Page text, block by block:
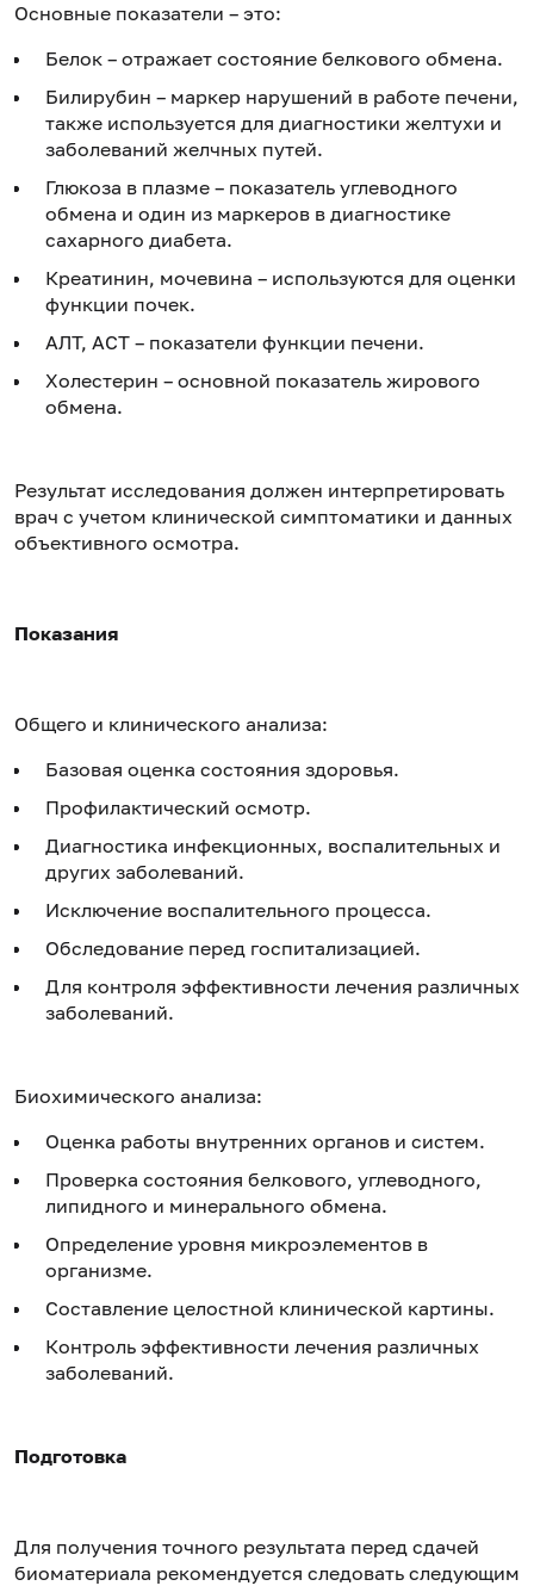
Основные показатели – это:
Белок – отражает состояние белкового обмена.
Билирубин – маркер нарушений в работе печени,
также используется для диагностики желтухи и
заболеваний желчных путей.
Глюкоза в плазме – показатель углеводного
обмена и один из маркеров в диагностике
сахарного диабета.
Креатинин, мочевина – используются для оценки
функции почек.
АЛТ, АСТ – показатели функции печени.
Холестерин – основной показатель жирового
обмена.
Результат исследования должен интерпретировать
врач с учетом клинической симптоматики и данных
объективного осмотра.
Показания
Общего и клинического анализа:
Базовая оценка состояния здоровья.
Профилактический осмотр.
Диагностика инфекционных, воспалительных и
других заболеваний.
Исключение воспалительного процесса.
Обследование перед госпитализацией.
Для контроля эффективности лечения различных
заболеваний.
Биохимического анализа:
Оценка работы внутренних органов и систем.
Проверка состояния белкового, углеводного,
липидного и минерального обмена.
Определение уровня микроэлементов в
организме.
Составление целостной клинической картины.
Контроль эффективности лечения различных
заболеваний.
Подготовка
Для получения точного результата перед сдачей
биоматериала рекомендуется следовать следующим